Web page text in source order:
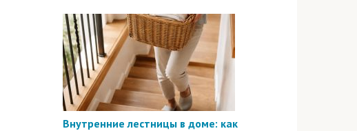
Внутренние лестницы в доме: как